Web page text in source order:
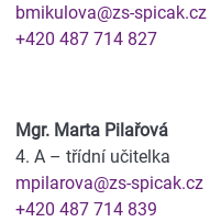
bmikulova@zs-spicak.cz
+420 487 714 827
Mgr. Marta Pilařová
4. A – třídní učitelka
mpilarova@zs-spicak.cz
+420 487 714 839